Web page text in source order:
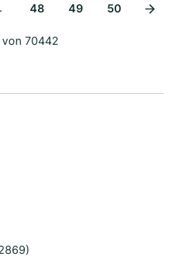
48 49 50
von 70442